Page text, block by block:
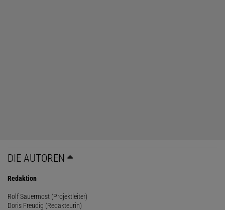
DIE AUTOREN
Redaktion
Rolf Sauermost (Projektleiter)
Doris Freudig (Redakteurin)